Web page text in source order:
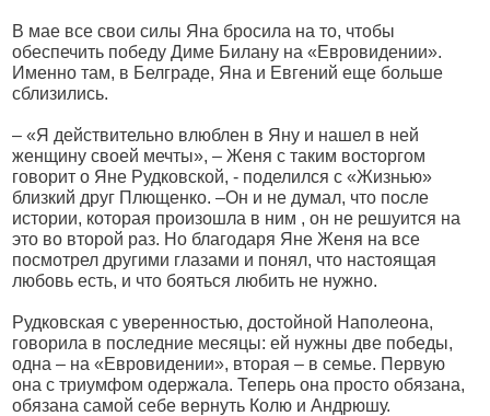
В мае все свои силы Яна бросила на то, чтобы
обеспечить победу Диме Билану на «Евровидении».
Именно там, в Белграде, Яна и Евгений еще больше
сблизились.
– «Я действительно влюблен в Яну и нашел в ней
женщину своей мечты», – Женя с таким восторгом
говорит о Яне Рудковской, - поделился с «Жизнью»
близкий друг Плющенко. –Он и не думал, что после
истории, которая произошла в ним , он не решуится на
это во второй раз. Но благодаря Яне Женя на все
посмотрел другими глазами и понял, что настоящая
любовь есть, и что бояться любить не нужно.
Рудковская с уверенностью, достойной Наполеона,
говорила в последние месяцы: ей нужны две победы,
одна – на «Евровидении», вторая – в семье. Первую
она с триумфом одержала. Теперь она просто обязана,
обязана самой себе вернуть Колю и Андрюшу.